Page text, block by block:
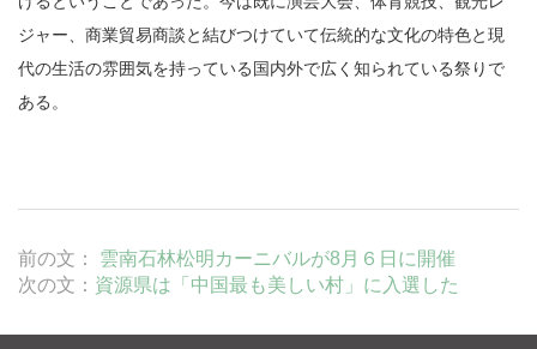
ジャー、商業貿易商談と結びつけていて伝統的な文化の特色と現
代の生活の雰囲気を持っている国内外で広く知られている祭りで
ある。
前の文：
雲南石林松明カーニバルが8月６日に開催
次の文： 資源県は「中国最も美しい村」に入選した